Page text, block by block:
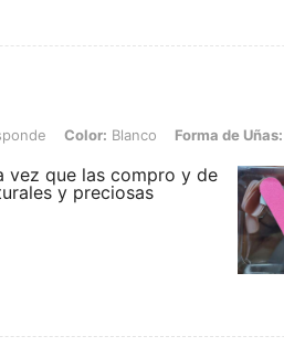
Color: Blanco, Forma de Uñas: Cuadrado
Color: Blanco Forma de Uñas:
vez que las compro y de
y preciosas